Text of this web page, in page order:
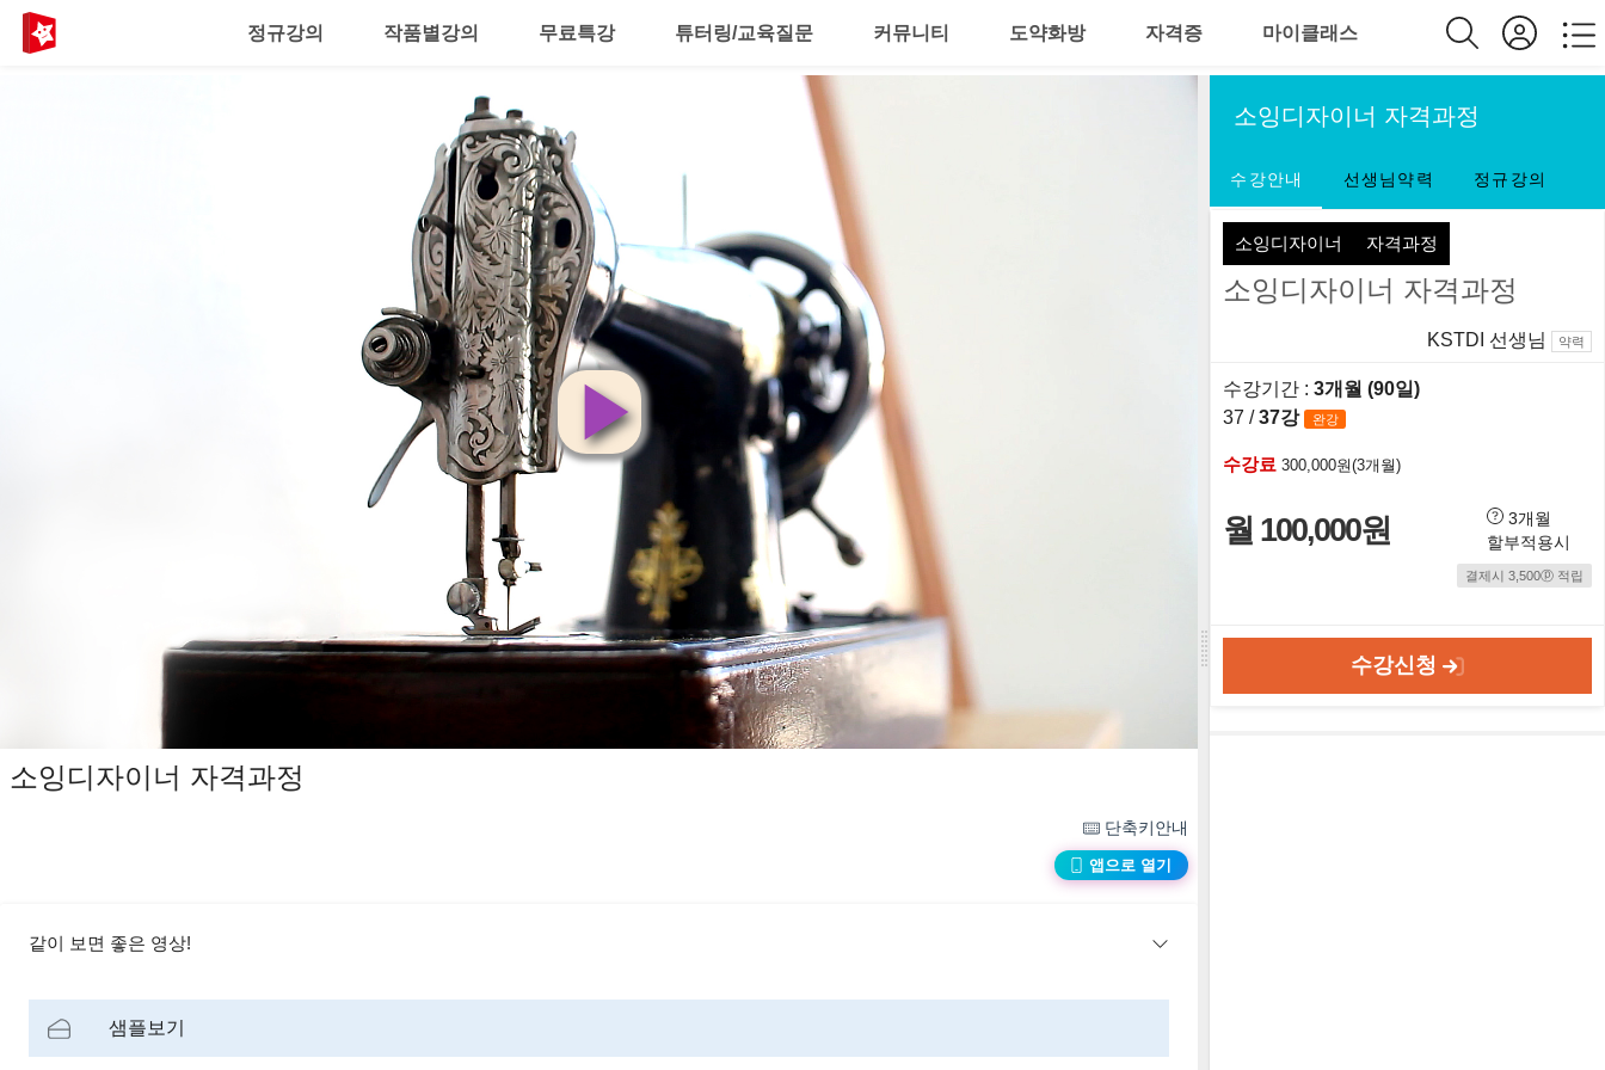
정규강의 작품별강의 무료특강 튜터링/교육질문 커뮤니티 도약화방 자격증 마이클래스
영
상
재
생
소잉디자이너 자격과정
단축키안내
앱으로 열기
같이 보면 좋은 영상!
샘플보기
소잉디자이너 자격과정
수강안내 선생님약력 정규강의
소잉디자이너 자격과정
소잉디자이너 자격과정
KSTDI 선생님 약력
수강기간 : 3개월 (90일)
37 /37강 완강
수강료 300,000원(3개월)
월 100,000원
3개월
할부적용시
결제시 3,500ⓟ 적립
수강신청